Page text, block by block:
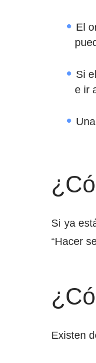
El
Si
e ir
Si ya
“Hacer
Existen